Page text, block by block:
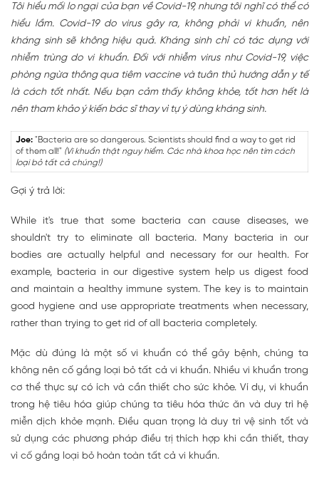
Tôi hiểu mối lo ngại của bạn về Covid-19, nhưng tôi nghĩ có thể có
hiểu lầm. Covid-19 do virus gây ra, không phải vi khuẩn, nên
kháng sinh sẽ không hiệu quả. Kháng sinh chỉ có tác dụng với
nhiễm trùng do vi khuẩn. Đối với nhiễm virus như Covid-19, việc
phòng ngừa thông qua tiêm vaccine và tuân thủ hướng dẫn y tế
là cách tốt nhất. Nếu bạn cảm thấy không khỏe, tốt hơn hết là
nên tham khảo ý kiến bác sĩ thay vì tự ý dùng kháng sinh.
Joe: "Bacteria are so dangerous. Scientists should find a way to get rid
of them all!" (Vi khuẩn thật nguy hiểm. Các nhà khoa học nên tìm cách
loại bỏ tất cả chúng!)
Gợi ý trả lời:
While it's true that some bacteria can cause diseases, we
shouldn't try to eliminate all bacteria. Many bacteria in our
bodies are actually helpful and necessary for our health. For
example, bacteria in our digestive system help us digest food
and maintain a healthy immune system. The key is to maintain
good hygiene and use appropriate treatments when necessary,
rather than trying to get rid of all bacteria completely.
Mặc dù đúng là một số vi khuẩn có thể gây bệnh, chúng ta
không nên cố gắng loại bỏ tất cả vi khuẩn. Nhiều vi khuẩn trong
cơ thể thực sự có ích và cần thiết cho sức khỏe. Ví dụ, vi khuẩn
trong hệ tiêu hóa giúp chúng ta tiêu hóa thức ăn và duy trì hệ
miễn dịch khỏe mạnh. Điều quan trọng là duy trì vệ sinh tốt và
sử dụng các phương pháp điều trị thích hợp khi cần thiết, thay
vì cố gắng loại bỏ hoàn toàn tất cả vi khuẩn.